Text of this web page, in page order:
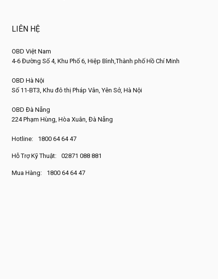
LIÊN HỆ
OBD Việt Nam
4-6 Đường Số 4, Khu Phố 6, Hiệp Bình,Thành phố Hồ Chí Minh
OBD Hà Nội
Số 11-BT3, Khu đô thị Pháp Vân, Yên Sở, Hà Nội
OBD Đà Nẵng
224 Phạm Hùng, Hòa Xuân, Đà Nẵng
Hotline: 1800 64 64 47
Hỗ Trợ Kỹ Thuật: 02871 088 881
Mua Hàng: 1800 64 64 47